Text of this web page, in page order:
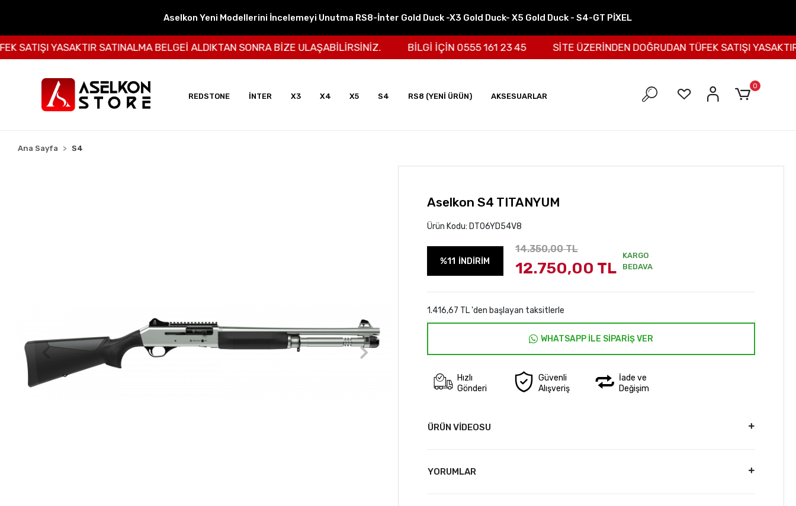
Aselkon Yeni Modellerini İncelemeyi Unutma RS8-İnter Gold Duck -X3 Gold Duck- X5 Gold Duck - S4-GT PİXEL
YASAKTIR SATINALMA BELGEİ ALDIKTAN SONRA BİZE ULAŞABİLİRSİNİZ. BİLGİ İÇİN 0555 161 23 45 SİTE ÜZERİNDEN DOĞRUDAN TÜFEK SATIŞI YASAKTIR
REDSTONE İNTER X3 X4 X5 S4 RS8 (YENİ ÜRÜN) AKSESUARLAR
0
Ana Sayfa S4
Aselkon S4 TITANYUM
Ürün Kodu: DT06YD54V8
%11 İNDİRİM
14.350,00 TL
12.750,00 TL
KARGO
BEDAVA
1.416,67 TL 'den başlayan taksitlerle
WHATSAPP İLE SİPARİŞ VER
Hızlı
Gönderi
Güvenli
Alışveriş
İade ve
Değişim
ÜRÜN VİDEOSU
YORUMLAR